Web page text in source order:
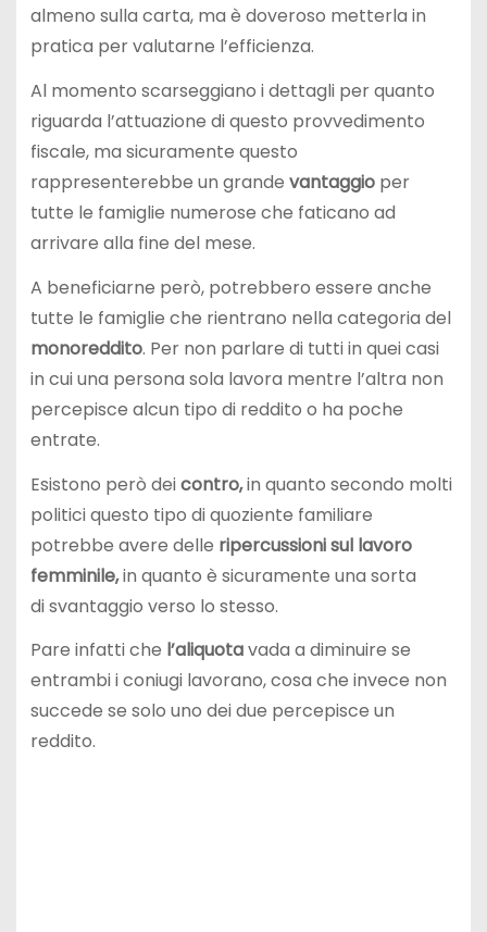
almeno sulla carta, ma è doveroso metterla in
pratica per valutarne l’efficienza.
Al momento scarseggiano i dettagli per quanto
riguarda l’attuazione di questo provvedimento
fiscale, ma sicuramente questo
rappresenterebbe un grande vantaggioper
tutte le famiglie numerose che faticano ad
arrivare alla fine del mese.
A beneficiarne però, potrebbero essere anche
tutte le famiglie che rientrano nella categoria del
monoreddito. Per non parlare di tutti in quei casi
in cui una persona sola lavora mentre l’altra non
percepisce alcun tipo di reddito o ha poche
entrate.
Esistono però deicontro,in quanto secondo molti
politici questo tipo di quoziente familiare
potrebbe avere delle ripercussioni sul lavoro
femminile,in quanto è sicuramente una sorta
di svantaggio verso lo stesso.
Pare infatti che l’aliquotavada a diminuire se
entrambi i coniugi lavorano, cosa che invece non
succede se solo uno dei due percepisce un
reddito.